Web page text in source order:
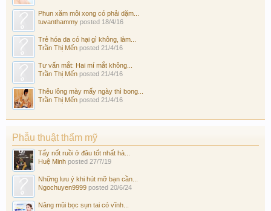
Phun xăm môi xong có phải dặm...
tuvanthammy posted 18/4/16
Trẻ hóa da có hại gì không, làm...
Trần Thị Mến posted 21/4/16
Tư vấn mắt: Hai mí mắt không...
Trần Thị Mến posted 21/4/16
Thêu lông mày mấy ngày thì bong...
Trần Thị Mến posted 21/4/16
Phẫu thuật thẩm mỹ
Tẩy nốt ruồi ở đâu tốt nhất hà...
Huệ Minh posted 27/7/19
Những lưu ý khi hút mỡ bạn cần...
Ngochuyen9999 posted 20/6/24
Nâng mũi bọc sụn tai có vĩnh...